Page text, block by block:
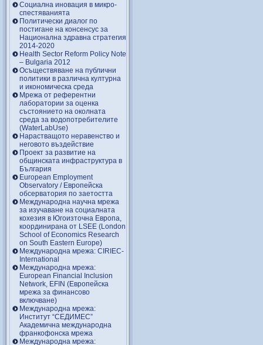
Социална иновация в микро-
спестяванията
Политически диалог по
постигане на консенсус за
Национална здравна стратегия
2014-2020
Health Sector Reform Policy Note
– Bulgaria 2012
Осъществяване на публични
политики в различна културна
и икономическа среда
Мрежа от референтни
лаборатории за оценка
състоянието на околната
среда за водопотребителите
(WaterLabUse)
Нарастващото неравенство и
неговото въздействие
Проект за развитие на
общинската инфраструктура в
България
European Employment
Observatory / Европейска
обсерватория по заетостта
Международна научна мрежа
за изучаване на социалната
кохезия в Югоизточна Европа,
координирана от LSEE (London
School of Economics Research
on South Eastern Europe)
Международна мрежа: CIRIEC-
International
Международна мрежа:
European Financial Inclusion
Network, EFIN (Европейска
мрежа за финансово
включване)
Международна мрежа:
Институт “СЕДИМЕС”
Академична международна
франкофонска мрежа
Международна мрежа: